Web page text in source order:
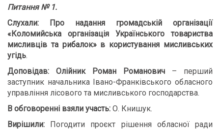
Питання № 1.
Слухали:
Про надання громадській організації
«Коломийська організація Українського товариства
мисливців та рибалок» в користування мисливських
угідь.
Доповідав: Олійник Роман Романович – перший
заступник начальника Івано-Франківського обласного
управління лісового та мисливського господарства.
В обговоренні взяли участь: О. Книшук.
Вирішили: Погодити проєкт рішення обласної ради